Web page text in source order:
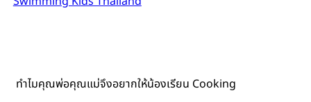
ทำไมคุณพ่อคุณแม่จึงอยากให้น้องเรียน Cooking